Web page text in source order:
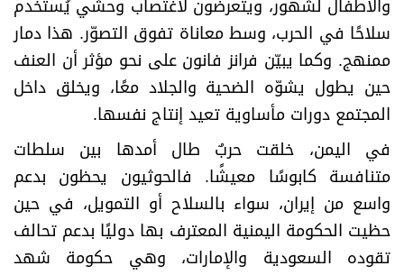
سلاحًا في الحرب، وسط معاناة تفوق التصوّر. هذا دمار
ممنهج. وكما يبيّن فرانز فانون على نحو مؤثر أن العنف
حين يطول يشوّه الضحية والجلاد معًا، ويخلق داخل
المجتمع دورات مأساوية تعيد إنتاج نفسها.
في اليمن، خلقت حربٌ طال أمدها بين سلطات
متنافسة كابوسًا معيشًا. فالحوثيون يحظون بدعم
واسع من إيران، سواء بالسلاح أو التمويل، في حين
حظيت الحكومة اليمنية المعترف بها دوليًا بدعم تحالف
تقوده السعودية والإمارات، وهي حكومة شهد